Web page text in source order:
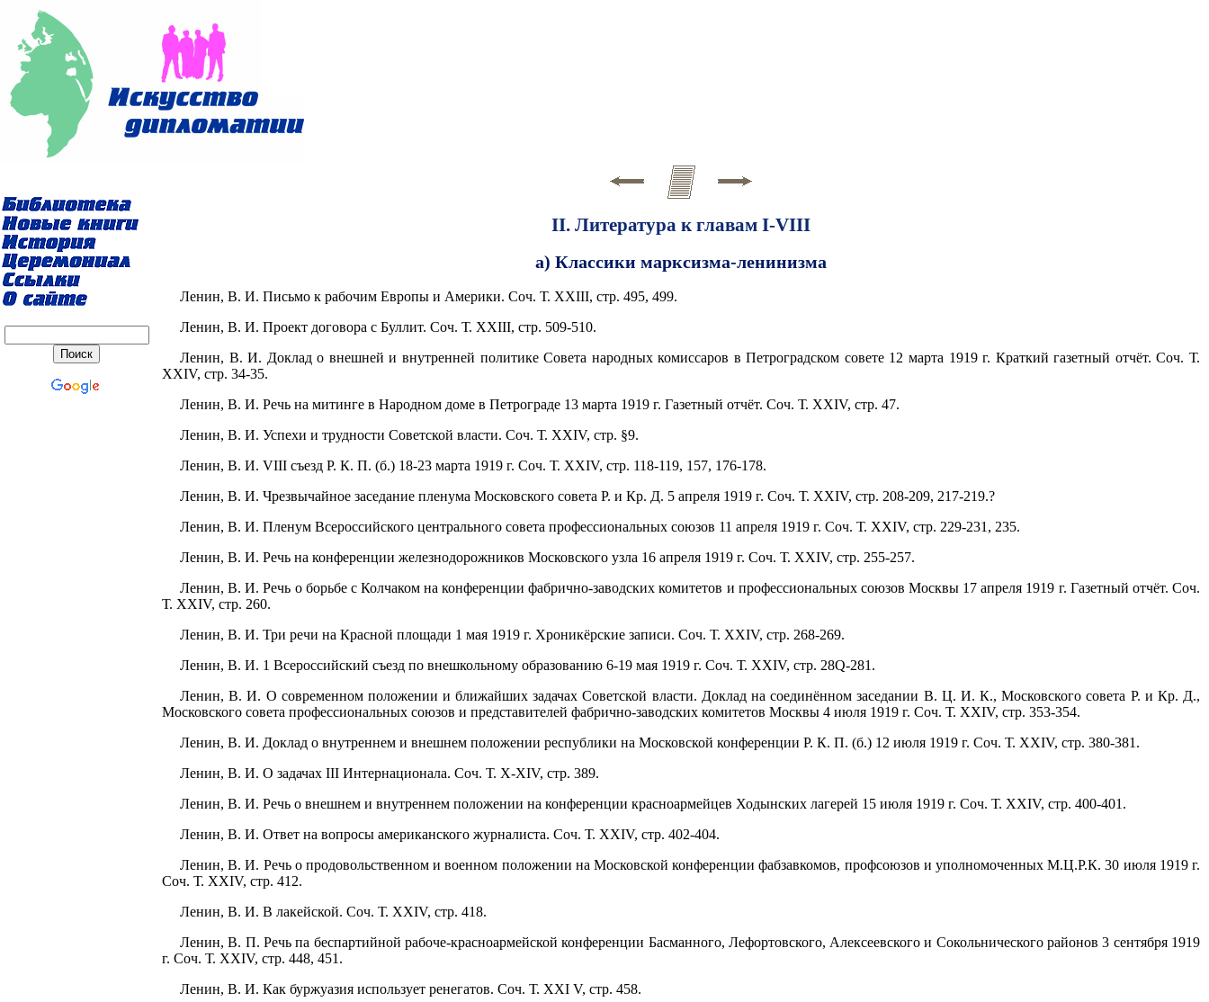
II. Литература к главам I-VIII
а) Классики марксизма-ленинизма
Ленин, В. И. Письмо к рабочим Европы и Америки. Соч. Т. XXIII, стр. 495, 499.
Ленин, В. И. Проект договора с Буллит. Соч. Т. XXIII, стр. 509-510.
Ленин, В. И. Доклад о внешней и внутренней политике Совета народных комиссаров в Петроградском совете 12 марта 1919 г. Краткий газетный отчёт. Соч. Т.
XXIV, стр. 34-35.
Ленин, В. И. Речь на митинге в Народном доме в Петрограде 13 марта 1919 г. Газетный отчёт. Соч. Т. XXIV, стр. 47.
Ленин, В. И. Успехи и трудности Советской власти. Соч. Т. XXIV, стр. §9.
Ленин, В. И. VIII съезд Р. К. П. (б.) 18-23 марта 1919 г. Соч. Т. XXIV, стр. 118-119, 157, 176-178.
Ленин, В. И. Чрезвычайное заседание пленума Московского совета Р. и Кр. Д. 5 апреля 1919 г. Соч. Т. XXIV, стр. 208-209, 217-219.?
Ленин, В. И. Пленум Всероссийского центрального совета профессиональных союзов 11 апреля 1919 г. Соч. Т. XXIV, стр. 229-231, 235.
Ленин, В. И. Речь на конференции железнодорожников Московского узла 16 апреля 1919 г. Соч. Т. XXIV, стр. 255-257.
Ленин, В. И. Речь о борьбе с Колчаком на конференции фабрично-заводских комитетов и профессиональных союзов Москвы 17 апреля 1919 г. Газетный отчёт. Соч.
Т. XXIV, стр. 260.
Ленин, В. И. Три речи на Красной площади 1 мая 1919 г. Хроникёрские записи. Соч. Т. XXIV, стр. 268-269.
Ленин, В. И. 1 Всероссийский съезд по внешкольному образованию 6-19 мая 1919 г. Соч. Т. XXIV, стр. 28Q-281.
Ленин, В. И. О современном положении и ближайших задачах Советской власти. Доклад на соединённом заседании В. Ц. И. К., Московского совета Р. и Кр. Д.,
Московского совета профессиональных союзов и представителей фабрично-заводских комитетов Москвы 4 июля 1919 г. Соч. Т. XXIV, стр. 353-354.
Ленин, В. И. Доклад о внутреннем и внешнем положении республики на Московской конференции Р. К. П. (б.) 12 июля 1919 г. Соч. Т. XXIV, стр. 380-381.
Ленин, В. И. О задачах III Интернационала. Соч. Т. X-XIV, стр. 389.
Ленин, В. И. Речь о внешнем и внутреннем положении на конференции красноармейцев Ходынских лагерей 15 июля 1919 г. Соч. Т. XXIV, стр. 400-401.
Ленин, В. И. Ответ на вопросы американского журналиста. Соч. Т. XXIV, стр. 402-404.
Ленин, В. И. Речь о продовольственном и военном положении на Московской конференции фабзавкомов, профсоюзов и уполномоченных М.Ц.Р.К. 30 июля 1919 г.
Соч. Т. XXIV, стр. 412.
Ленин, В. И. В лакейской. Соч. Т. XXIV, стр. 418.
Ленин, В. П. Речь па беспартийной рабоче-красноармейской конференции Басманного, Лефортовского, Алексеевского и Сокольнического районов 3 сентября 1919
г. Соч. Т. XXIV, стр. 448, 451.
Ленин, В. И. Как буржуазия использует ренегатов. Соч. Т. XXI V, стр. 458.